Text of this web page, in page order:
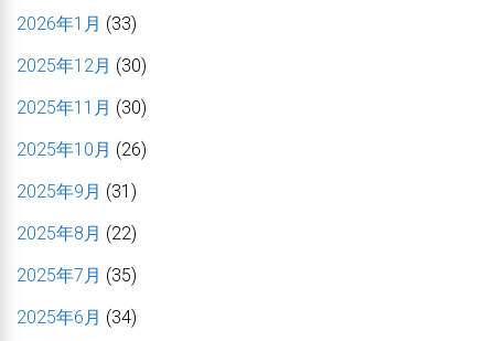
2026年1月 (33)
2025年12月 (30)
2025年11月 (30)
2025年10月 (26)
2025年9月 (31)
2025年8月 (22)
2025年7月 (35)
2025年6月 (34)